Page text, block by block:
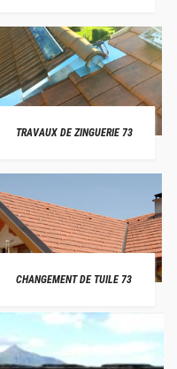
TRAVAUX DE ZINGUERIE 73
CHANGEMENT DE TUILE 73